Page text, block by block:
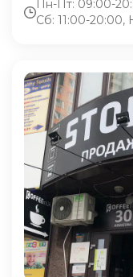
Пн-Пт: 09:00-
Сб: 11:00-20:00,